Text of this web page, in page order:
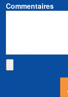
Commentaires